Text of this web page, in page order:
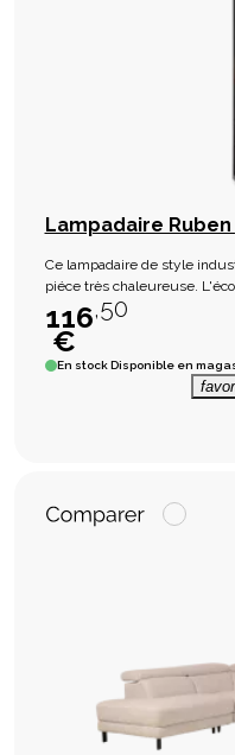
Lampadaire
Ce lampadaire de style
piéce
116,50
€
En stock Disponible en